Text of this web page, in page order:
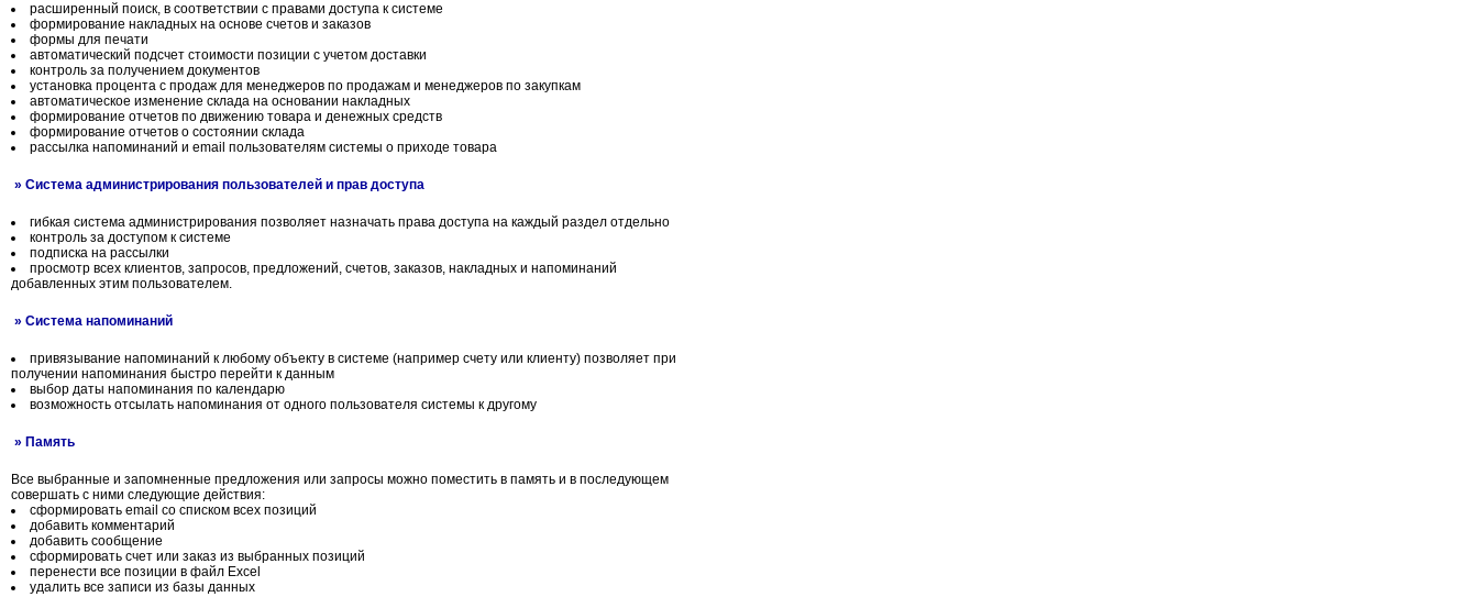
расширенный поиск, в соответствии с правами доступа к системе
формирование накладных на основе счетов и заказов
формы для печати
автоматический подсчет стоимости позиции с учетом доставки
контроль за получением документов
установка процента с продаж для менеджеров по продажам и менеджеров по закупкам
автоматическое изменение склада на основании накладных
формирование отчетов по движению товара и денежных средств
формирование отчетов о состоянии склада
рассылка напоминаний и email пользователям системы о приходе товара
» Система администрирования пользователей и прав доступа
гибкая система администрирования позволяет назначать права доступа на каждый раздел отдельно
контроль за доступом к системе
подписка на рассылки
просмотр всех клиентов, запросов, предложений, счетов, заказов, накладных и напоминаний
добавленных этим пользователем.
» Система напоминаний
привязывание напоминаний к любому объекту в системе (например счету или клиенту) позволяет при
получении напоминания быстро перейти к данным
выбор даты напоминания по календарю
возможность отсылать напоминания от одного пользователя системы к другому
» Память
Все выбранные и запомненные предложения или запросы можно поместить в память и в последующем
совершать с ними следующие действия:
сформировать email со списком всех позиций
добавить комментарий
добавить сообщение
сформировать счет или заказ из выбранных позиций
перенести все позиции в файл Excel
удалить все записи из базы данных